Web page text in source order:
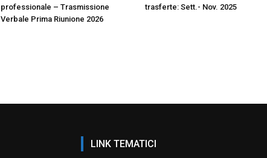
professionale – Trasmissione
Verbale Prima Riunione 2026
trasferte: Sett.- Nov. 2025
LINK TEMATICI